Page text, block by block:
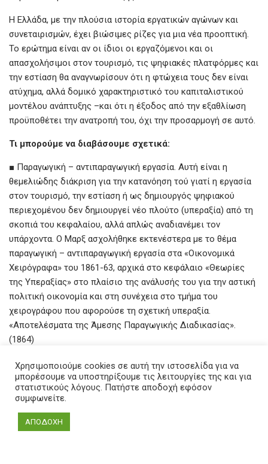
Η Ελλάδα, με την πλούσια ιστορία εργατικών αγώνων και
συνεταιρισμών, έχει βιώσιμες ρίζες για μια νέα προοπτική.
Το ερώτημα είναι αν οι ίδιοι οι εργαζόμενοι και οι
απασχολήσιμοι στον τουρισμό, τις ψηφιακές πλατφόρμες και
την εστίαση θα αναγνωρίσουν ότι η φτώχεια τους δεν είναι
ατύχημα, αλλά δομικό χαρακτηριστικό του καπιταλιστικού
μοντέλου ανάπτυξης –και ότι η έξοδος από την εξαθλίωση
προϋποθέτει την ανατροπή του, όχι την προσαρμογή σε αυτό.
Τι μπορούμενα διαβάσουμε σχετικά:
■ Παραγωγική – αντιπαραγωγική εργασία. Αυτή είναι η
θεμελιώδης διάκριση για την κατανόηση τού γιατί η εργασία
στον τουρισμό, την εστίαση ή ως δημιουργός ψηφιακού
περιεχομένου δεν δημιουργεί νέο πλούτο (υπεραξία) από τη
σκοπιά του κεφαλαίου, αλλά απλώς αναδιανέμει τον
υπάρχοντα. Ο Μαρξ ασχολήθηκε εκτενέστερα με το θέμα
παραγωγική – αντιπαραγωγική εργασία στα «Οικονομικά
Χειρόγραφα» του 1861-63, αρχικά στο κεφάλαιο «Θεωρίες
της Υπεραξίας» στο πλαίσιο της ανάλυσής του για την αστική
πολιτική οικονομία και στη συνέχεια στο τμήμα του
χειρογράφου που αφορούσε τη σχετική υπεραξία.
«Αποτελέσματα της Άμεσης Παραγωγικής Διαδικασίας».
(1864)
■ Ο Μαρξ περιγράφει λεπτομερώς στο έργο του Το
Κεφάλαιο, Τόμος Ι (1867) πώς το ίδιο το σύστημα δημιουργεί
έναν «εφεδρικό βιομηχανικό στρατό» ανέργων και
υποαπασχολούμενων, που κρατά τους μισθούς χαμηλά.
■ Η ψευδαίσθηση της αγοράς και η διάλυση του εισοδήματος
Χρησιμοποιούμε cookies σε αυτή την ιστοσελίδα για να
μπορέσουμε να υποστηρίξουμε τις λειτουργίες της και για
στατιστικούς λόγους. Πατήστε αποδοχή εφόσον
συμφωνείτε.
ΑΠΟΔΟΧΗ